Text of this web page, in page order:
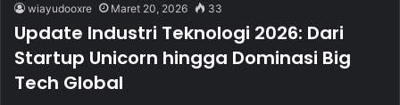
wiayudooxre Maret 20, 2026 33
Update Industri Teknologi 2026: Dari
Startup Unicorn hingga Dominasi Big
Tech Global